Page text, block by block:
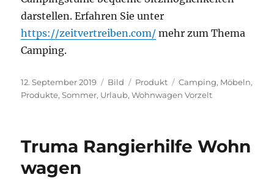
darstellen. Erfahren Sie unter
https://zeitvertreiben.com/ mehr zum Thema
Camping.
Veröffentlicht
am
12. September 2019 Format
Bild Kategorien
Produkt Schlagwörter
Camping, Möbeln,
Produkte,Sommer, Urlaub,Wohnwagen Vorzelt
Truma Rangierhilfe Wohn
wagen